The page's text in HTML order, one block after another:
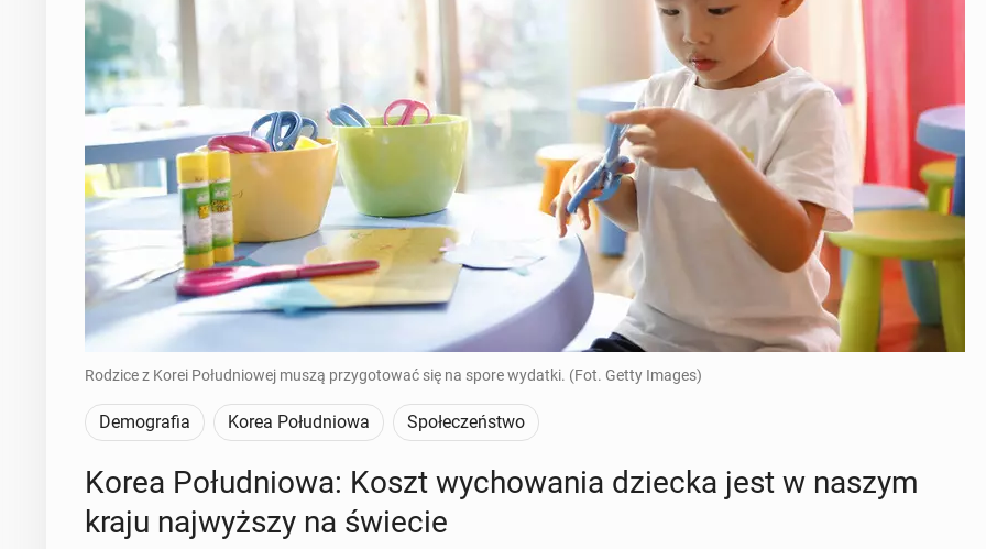
Rodzice z Korei Południowej muszą przygotować się na spore wydatki. (Fot. Getty Images)
Demografia Korea Południowa Społeczeństwo
Korea Po­łu­dnio­wa: Koszt wy­cho­wa­nia dziecka jest w naszym
kraju naj­wyż­szy na świecie